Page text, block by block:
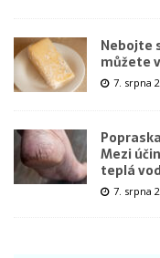
Nebojte
můžete
7. srpna
Mezi
teplá
7. srpna